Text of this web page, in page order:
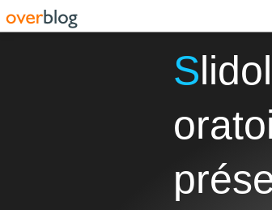
Slidologie, Storytelling et Art